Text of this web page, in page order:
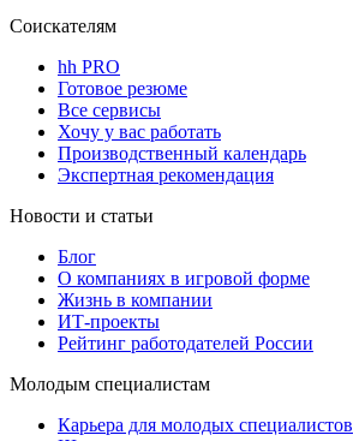
Соискателям
hh PRO
Готовое резюме
Все сервисы
Хочу у вас работать
Производственный календарь
Экспертная рекомендация
Новости и статьи
Блог
О компаниях в игровой форме
Жизнь в компании
ИТ-проекты
Рейтинг работодателей России
Молодым специалистам
Карьера для молодых специалистов